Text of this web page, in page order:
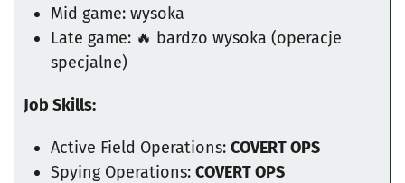
Mid game: wysoka
Late game: 🔥 bardzo wysoka (operacje
specjalne)
Job Skills:
Active Field Operations: COVERT OPS
Spying Operations: COVERT OPS